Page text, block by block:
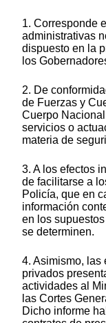
1. Corresponde
administrativas
dispuesto en la
los
2. De
de Fuerzas y
Cuerpo
servicios o
materia de
3. A los efectos
de facilitarse a
Policía, que en
información
en los
se determinen.
4. Asimismo, las
privados
actividades al
las Cortes
Dicho informe